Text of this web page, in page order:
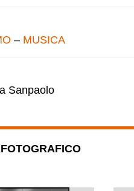
– MUSICA
Sanpaolo